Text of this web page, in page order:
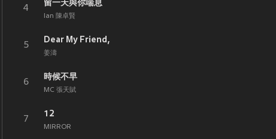
4
留一天與你喘息
Ian 陳卓賢
5
Dear My Friend,
姜濤
6
時候不早
MC 張天賦
7
12
MIRROR